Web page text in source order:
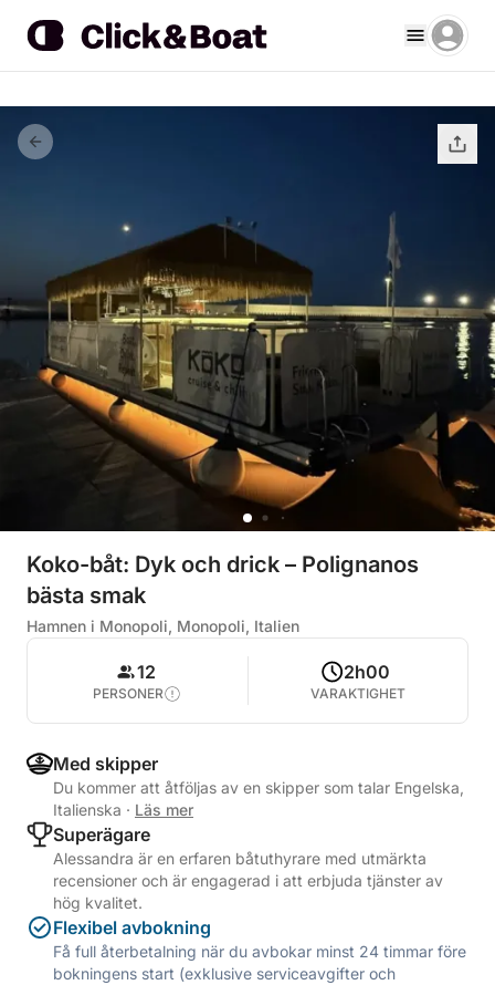
Koko-båt: Dyk och drick – Polignanos
bästa smak
Hamnen i Monopoli, Monopoli, Italien
12
PERSONER
2h00
VARAKTIGHET
Med skipper
Du kommer att åtföljas av en skipper som talar Engelska,
Italienska · Läs mer
Superägare
Alessandra är en erfaren båtuthyrare med utmärkta
recensioner och är engagerad i att erbjuda tjänster av
hög kvalitet.
Flexibel avbokning
Få full återbetalning när du avbokar minst 24 timmar före
bokningens start (exklusive serviceavgifter och